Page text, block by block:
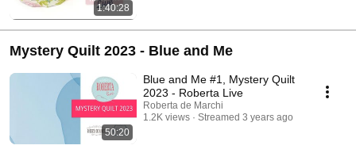
1:40:28
Mystery Quilt 2023 - Blue and Me
50:20
Blue and Me #1, Mystery Quilt
2023 - Roberta Live
Roberta de Marchi
1.2K views
Streamed 3 years ago